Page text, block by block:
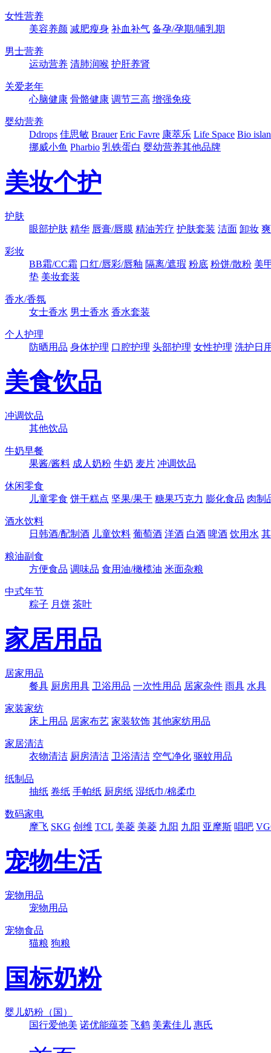
女性营养
美容养颜 减肥瘦身 补血补气 备孕/孕期/哺乳期
男士营养
运动营养 清肺润喉 护肝养肾
关爱老年
心脑健康 骨骼健康 调节三高 增强免疫
婴幼营养
Ddrops 佳思敏 Brauer Eric Favre 康萃乐 Life Space Bio
挪威小鱼 Pharbio 乳铁蛋白 婴幼营养其他品牌
美妆个护
护肤
眼部护肤 精华 唇膏/唇膜 精油芳疗 护肤套装 洁面 卸妆
彩妆
BB霜/CC霜 口红/唇彩/唇釉 隔离/遮瑕 粉底 粉饼/散粉 美
垫 美妆套装
香水/香氛
女士香水 男士香水 香水套装
个人护理
防晒用品 身体护理 口腔护理 头部护理 女性护理 洗护日
美食饮品
冲调饮品
其他饮品
牛奶早餐
果酱/酱料 成人奶粉 牛奶 麦片 冲调饮品
休闲零食
儿童零食 饼干糕点 坚果/果干 糖果巧克力 膨化食品 肉制
酒水饮料
日韩酒/配制酒 儿童饮料 葡萄酒 洋酒 白酒 啤酒 饮用水
粮油副食
方便食品 调味品 食用油/橄榄油 米面杂粮
中式年节
粽子 月饼 茶叶
家居用品
居家用品
餐具 厨房用具 卫浴用品 一次性用品 居家杂件 雨具 水具
家装家纺
床上用品 居家布艺 家装软饰 其他家纺用品
家居清洁
衣物清洁 厨房清洁 卫浴清洁 空气净化 驱蚊用品
纸制品
抽纸 卷纸 手帕纸 厨房纸 湿纸巾/棉柔巾
数码家电
摩飞 SKG 创维 TCL 美菱 美菱 九阳 九阳 亚摩斯 唱吧
宠物生活
宠物用品
宠物用品
宠物食品
猫粮 狗粮
国标奶粉
婴儿奶粉（国）
国行爱他美 诺优能蕴荟 飞鹤 美素佳儿 惠氏